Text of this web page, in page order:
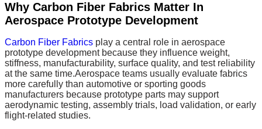
Why Carbon Fiber Fabrics Matter In
Aerospace Prototype Development
Carbon Fiber Fabrics play a central role in aerospace
prototype development because they influence weight,
stiffness, manufacturability, surface quality, and test reliability
at the same time.Aerospace teams usually evaluate fabrics
more carefully than automotive or sporting goods
manufacturers because prototype parts may support
aerodynamic testing, assembly trials, load validation, or early
flight-related studies.